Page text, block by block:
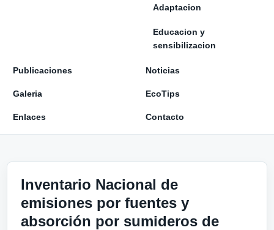
Adaptacion
Educacion y
sensibilizacion
Publicaciones Noticias
Galeria EcoTips
Enlaces Contacto
Inventario Nacional de
emisiones por fuentes y
absorción por sumideros de